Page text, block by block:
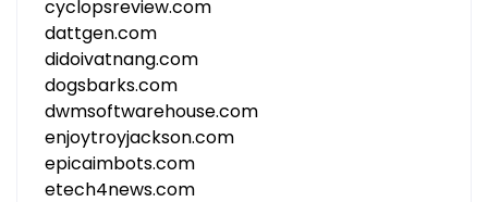
cyclopsreview.com
dattgen.com
didoivatnang.com
dogsbarks.com
dwmsoftwarehouse.com
enjoytroyjackson.com
epicaimbots.com
etech4news.com